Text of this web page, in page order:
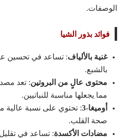
الوصفات.
فوائد بذور الشيا
غنية بالألياف: تساعد في تحسين
بالشبع.
محتوى عالٍ من البروتين: تعد
مما يجعلها مناسبة للنباتيين.
أوميغا-3 : تحتوي على نسبة عالية
صحة القلب.
مضادات الأكسدة: تساعد في